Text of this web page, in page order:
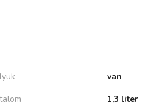
van
1,3 liter